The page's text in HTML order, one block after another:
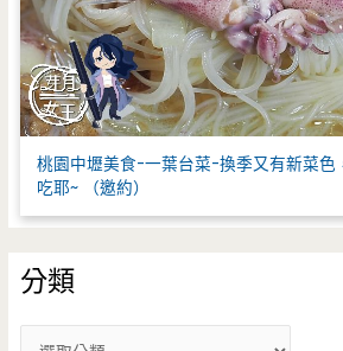
桃園中壢美食-一葉台菜-換季又有新菜色
吃耶~ （邀約）
分類